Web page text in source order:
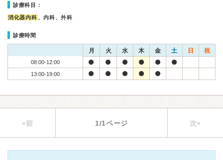
診療科目：
消化器内科 、内科、外科
診療時間
月 火 水 木 金 土 日 祝
08:00-12:00
13:00-19:00
«前 1/1ページ 次»